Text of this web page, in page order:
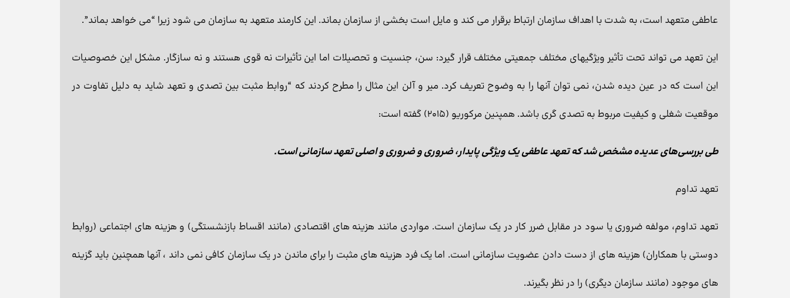
عاطفی متعهد است، به شدت با اهداف سازمان ارتباط برقرار می کند و مایل است بخشی از سازمان بماند. این کارمند متعهد به سازمان می شود زیرا “می خواهد بماند”.
این تعهد می تواند تحت تأثیر ویژگیهای مختلف جمعیتی مختلف قرار گیرد: سن، جنسیت و تحصیلات اما این تأثیرات نه قوی هستند و نه سازگار. مشكل این خصوصیات
این است كه در عین دیده شدن، نمی توان آنها را به وضوح تعریف كرد. میر و آلن این مثال را مطرح کردند که “روابط مثبت بین تصدی و تعهد شاید به دلیل تفاوت در
موقعیت شغلی و کیفیت مربوط به تصدی گری باشد. همپنین مرکوریو (2015) گفته است:
طی بررسی‌های عدیده مشخص شد که تعهد عاطفی یک ویژگی پایدار، ضروری و ضروری و اصلی تعهد سازمانی است.
تعهد تداوم
تعهد تداوم، مولفه ضروری یا سود در مقابل ضرر کار در یک سازمان است. مواردی مانند هزینه های اقتصادی (مانند اقساط بازنشستگی) و هزینه های اجتماعی (روابط
دوستی با همکاران) هزینه های از دست دادن عضویت سازمانی است. اما یک فرد هزینه های مثبت را برای ماندن در یک سازمان کافی نمی داند ، آنها همچنین باید گزینه
های موجود (مانند سازمان دیگری) را در نظر بگیرند.